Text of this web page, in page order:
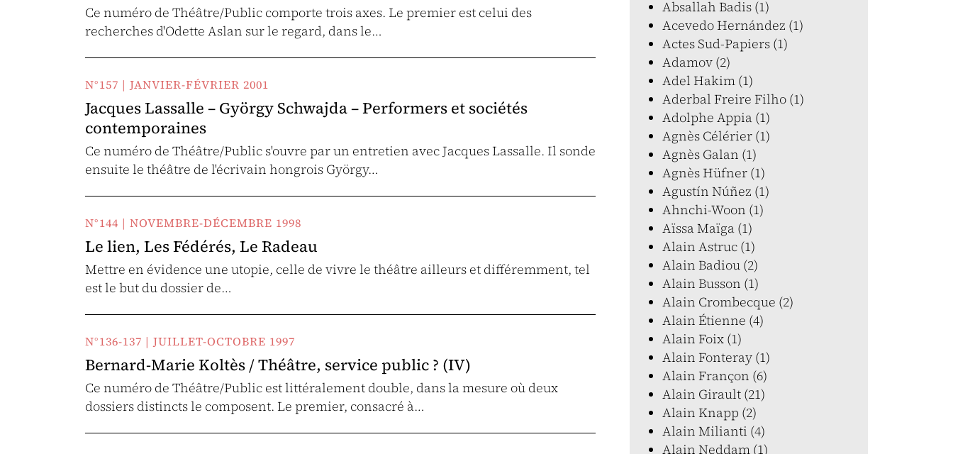
Ce numéro de Théâtre/Public comporte trois axes. Le premier est celui des
recherches d'Odette Aslan sur le regard, dans le…
N°157 | JANVIER-FÉVRIER 2001
Jacques Lassalle – György Schwajda – Performers et sociétés
contemporaines
Ce numéro de Théâtre/Public s'ouvre par un entretien avec Jacques Lassalle. Il sonde
ensuite le théâtre de l'écrivain hongrois György…
N°144 | NOVEMBRE-DÉCEMBRE 1998
Le lien, Les Fédérés, Le Radeau
Mettre en évidence une utopie, celle de vivre le théâtre ailleurs et différemment, tel
est le but du dossier de…
N°136-137 | JUILLET-OCTOBRE 1997
Bernard-Marie Koltès / Théâtre, service public ? (IV)
Ce numéro de Théâtre/Public est littéralement double, dans la mesure où deux
dossiers distincts le composent. Le premier, consacré à…
Absallah Badis (1)
Acevedo Hernández (1)
Actes Sud-Papiers (1)
Adamov (2)
Adel Hakim (1)
Aderbal Freire Filho (1)
Adolphe Appia (1)
Agnès Célérier (1)
Agnès Galan (1)
Agnès Hüfner (1)
Agustín Núñez (1)
Ahnchi-Woon (1)
Aïssa Maïga (1)
Alain Astruc (1)
Alain Badiou (2)
Alain Busson (1)
Alain Crombecque (2)
Alain Étienne (4)
Alain Foix (1)
Alain Fonteray (1)
Alain Françon (6)
Alain Girault (21)
Alain Knapp (2)
Alain Milianti (4)
Alain Neddam (1)